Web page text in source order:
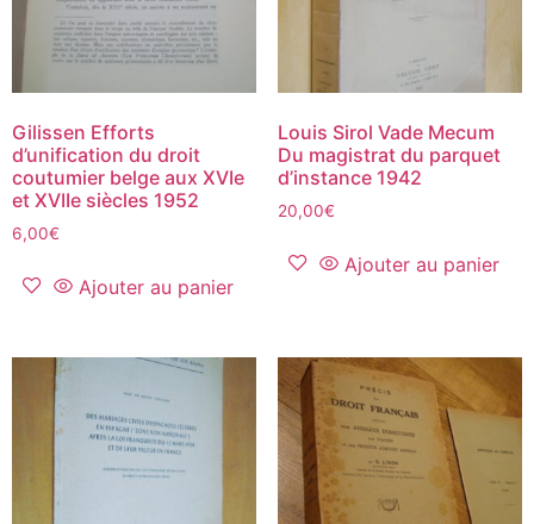
Gilissen Efforts
d’unification du droit
coutumier belge aux XVIe
et XVIIe siècles 1952
6,00€
Ajouter au panier
Louis Sirol Vade Mecum
Du magistrat du parquet
d’instance 1942
20,00€
Ajouter au panier